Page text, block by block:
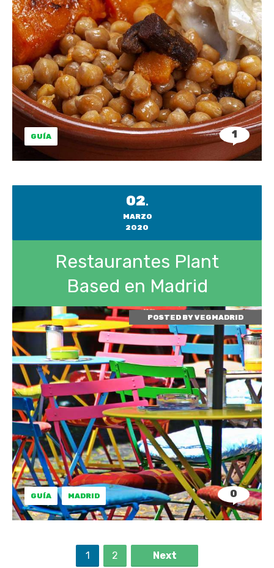
GUÍA 1
02.
MARZO
2020
Restaurantes Plant
Based en Madrid
POSTED BYVEGMADRID
GUÍA MADRID 0
1 2 Next